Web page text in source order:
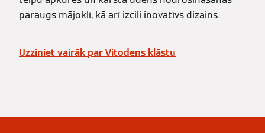
paraugs mājoklī, kā arī izcili inovatīvs dizains.
Uzziniet vairāk par Vitodens klāstu